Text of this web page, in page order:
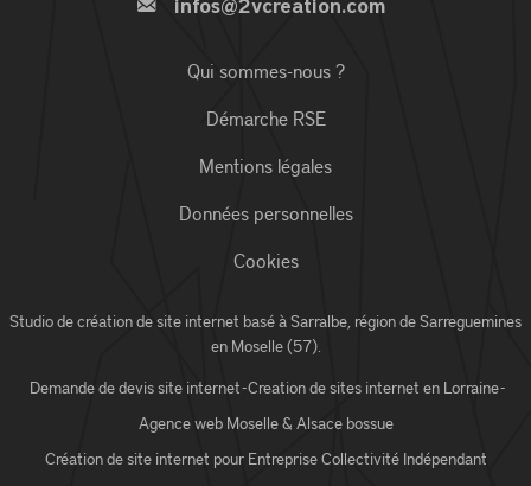
infos@2vcreation.com
Qui sommes-nous ?
Démarche RSE
Mentions légales
Données personnelles
Cookies
Studio de création de site internet basé à Sarralbe, région de Sarreguemines
en Moselle (57).
Demande de devis site internet-Creation de sites internet en Lorraine-
Agence web Moselle& Alsace bossue
Création de site internet pour EntrepriseCollectivité Indépendant